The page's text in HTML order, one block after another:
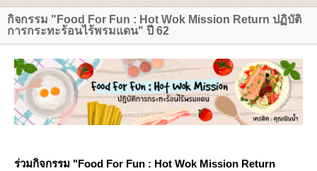
กิจกรรม "Food For Fun : Hot Wok Mission Return ปฏิบัติ
การกระทะร้อนไร้พรมแดน" ปี 62
ร่วมกิจกรรม "Food For Fun : Hot Wok Mission Return